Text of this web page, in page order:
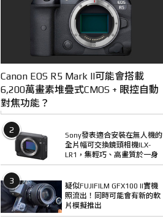
Canon EOS R5 Mark II可能會搭載
6,200萬畫素堆疊式CMOS + 眼控自動
對焦功能？
2
Sony發表適合安裝在無人機的
全片幅可交換鏡頭相機ILX-
LR1，集輕巧、高畫質於一身
3
疑似FUJIFILM GFX100 II實機
照流出！同時可能會有新的軟
片模擬推出